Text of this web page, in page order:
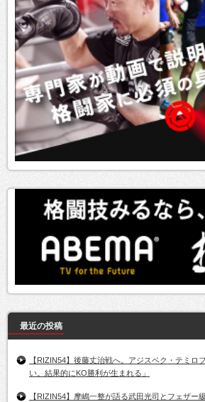
最近の投稿
【RIZIN54】後藤丈治戦へ。アジスベク・テミロ
い。結果的にKO勝利が生まれる」
【RIZIN54】摩嶋一整が語る武田光司とフェザー